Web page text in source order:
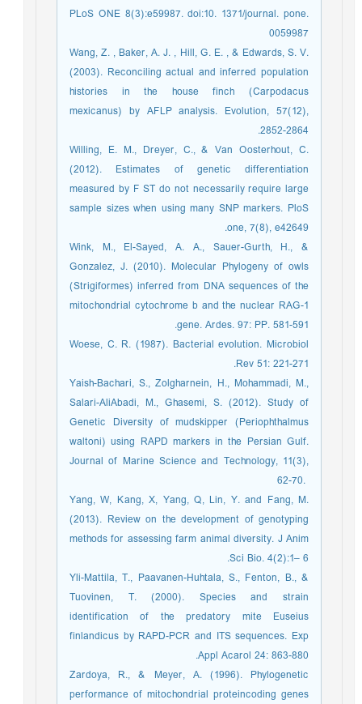
PLoS ONE 8(3):e59987. doi:10. 1371/journal. pone.
0059987
Wang, Z. , Baker, A. J. , Hill, G. E. , & Edwards, S. V.
(2003). Reconciling actual and inferred population
histories in the house finch (Carpodacus
mexicanus) by AFLP analysis. Evolution, 57(12),
2852-2864.
Willing, E. M., Dreyer, C., & Van Oosterhout, C.
(2012). Estimates of genetic differentiation
measured by F ST do not necessarily require large
sample sizes when using many SNP markers. PloS
one, 7(8), e42649.
Wink, M., El-Sayed, A. A., Sauer-Gurth, H., &
Gonzalez, J. (2010). Molecular Phylogeny of owls
(Strigiformes) inferred from DNA sequences of the
mitochondrial cytochrome b and the nuclear RAG-1
gene. Ardes. 97: PP. 581-591.
Woese, C. R. (1987). Bacterial evolution. Microbiol
Rev 51: 221-271.
Yaish-Bachari, S., Zolgharnein, H., Mohammadi, M.,
Salari-AliAbadi, M., Ghasemi, S. (2012). Study of
Genetic Diversity of mudskipper (Periophthalmus
waltoni) using RAPD markers in the Persian Gulf.
Journal of Marine Science and Technology, 11(3),
62-70. ‎
Yang, W, Kang, X, Yang, Q, Lin, Y. and Fang, M.
(2013). Review on the development of genotyping
methods for assessing farm animal diversity. J Anim
Sci Bio. 4(2):1– 6.
Yli-Mattila, T., Paavanen-Huhtala, S., Fenton, B., &
Tuovinen, T. (2000). Species and strain
identification of the predatory mite Euseius
finlandicus by RAPD-PCR and ITS sequences. Exp
Appl Acarol 24: 863-880.
Zardoya, R., & Meyer, A. (1996). Phylogenetic
performance of mitochondrial proteincoding genes